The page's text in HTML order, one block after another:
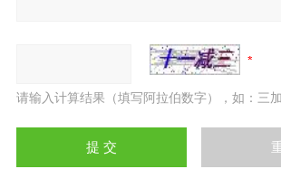
请输入计算结果（填写阿拉伯数字），如：三